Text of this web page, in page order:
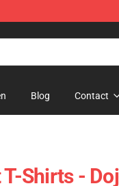
Blog Contact
T-Shirts -